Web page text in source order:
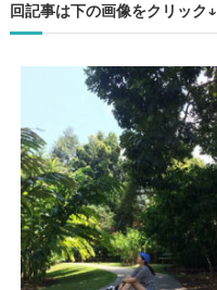
回記事は下の画像をクリック↓